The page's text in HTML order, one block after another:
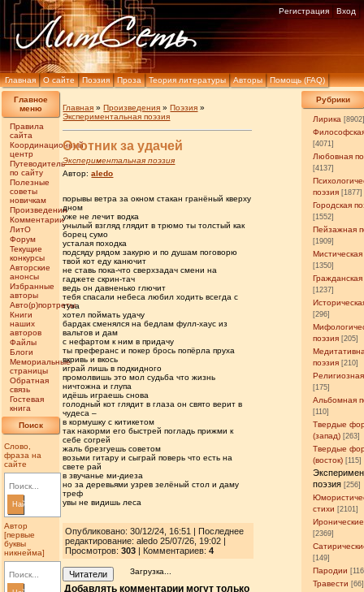
Главная О сайте Поэзия Проза Теория литературы Авторы Помощь (FAQ)
Регистрация Вход
Главное
меню
Правила
сайта
Координационный
центр
Путеводитель
по сайту
Полезные
советы
новичкам
Произведения
Комментарии
ЛитО
Форум
Текущие
конкурсы
Авторские
анонсы
Избранные
авторы
Авто(р)портреты
Книги
наших
авторов
Файлы
Блоги
Мемориальные
страницы
Обратная
связь
Гостевая
книга
Поиск
Слово,
фраза на
сайте
Найти
Автор
[первые
буквы
никнейма]
Рубрики
Лирика
[4071]
Любовная
[4137]
поэзия [1877]
Городская
[1552]
Пейзажная
[1909]
Мистическая
[1350]
Гражданская
[1237]
[296]
поэзия [205]
поэзия [210]
[175]
Альбомная
[110]
Твердые
(запад) [263]
Твердые
(восток) [115]
поэзия [256]
стихи [2101]
[2369]
[149]
Пародии
Травести [66]
Главная »Произведения »Поэзия »
Экспериментальная поэзия
Охотник за удачей
Экспериментальная поэзия
Автор:aledo
порывы ветра за окном стакан гранёный кверху
дном
уже не лечит водка
унылый взгляд глядит в трюмо ты толстый как
борец сумо
усталая походка
подсяду рядом закурю и по душам поговорю
твой кот еду канючит
не ставь пока-что сверхзадач смени на
гаджете скрин-тач
ведь он давненько глючит
тебя спасали небеса любил ходить всегда с
туза
хотел поймать удачу
бардак сменялся на бедлам фулл-хаус из
вальтов и дам
с нефартом к ним в придачу
ты преферанс и покер брось попёрла пруха
вкривь и вкось
играй лишь в подкидного
промолвишь это мол судьба что жизнь
ничтожна и глупа
идёшь играешь снова
голодный кот глядит в глаза он свято верит в
чудеса –
в кормушку с китикетом
так накорми его быстрей погладь прижми к
себе согрей
жаль брезгуешь советом
возьми гитару и сыграй поверь что есть на
свете рай
в звучанье ми-диеза
но за деревьями узрев зелёный стол и даму
треф
увы не видишь леса
Опубликовано: 30/12/24, 16:51 | Последнее
редактирование: aledo 25/07/26, 19:02 |
Просмотров: 303| Комментариев: 4
Читатели Загрузка...
Добавлять комментарии могут только